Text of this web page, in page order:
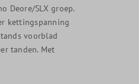
Deore/SLX groep.
kettingspanning
voorblad
tanden. Met